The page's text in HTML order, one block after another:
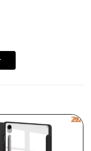
đệm cao su chống